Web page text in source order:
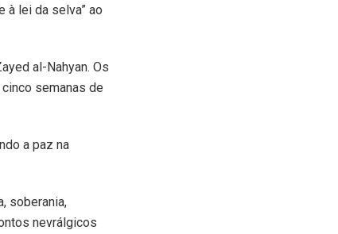
à lei da selva” ao
al-Nahyan. Os
semanas de
a paz na
soberania,
nevrálgicos